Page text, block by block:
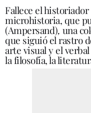
Fallece el
microhistoria, que
(Ampersand),una
que siguió el rastro
arte visual y el
la filosofía, la